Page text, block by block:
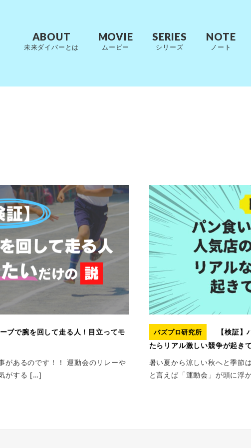
ABOUT
未来ダイバーとは
MOVIE
ムービー
SERIES
シリーズ
NOTE
ノート
ブで腕を回して走る人！目立ってモ
があるのです！！ 運動会のリレーや
がする […]
バズプロ研究所
【検証】
たらリアル激しい競争が起き
暑い夏から涼しい秋へと季節
と言えば「運動会」が頭に浮